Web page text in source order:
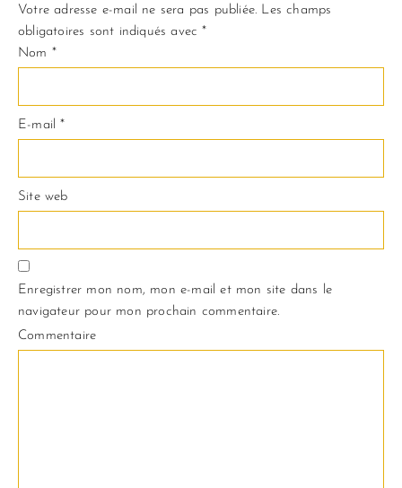
Votre adresse e-mail ne sera pas publiée. Les champs
obligatoires sont indiqués avec*
Nom *
E-mail*
Site web
Enregistrer mon nom, mon e-mail et mon site dans le
navigateur pour mon prochain commentaire.
Commentaire